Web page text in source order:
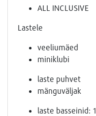
ALL INCLUSIVE
Lastele
veeliumäed
miniklubi
laste puhvet
mänguväljak
laste basseinid: 1